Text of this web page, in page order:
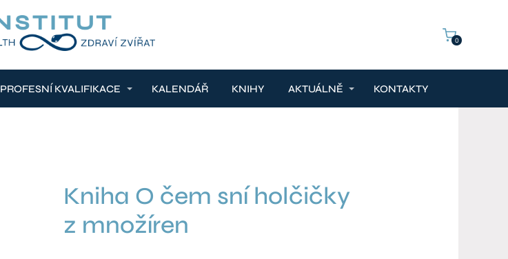
0
PROFESNÍ KVALIFIKACE KALENDÁŘ KNIHY AKTUÁLNĚ KONTAKTY
Kniha O čem sní holčičky
z množíren